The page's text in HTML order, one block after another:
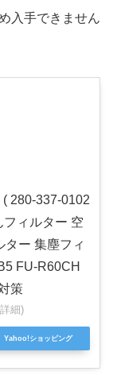
入手できません
280-337-0102
ィルター 空
ー 集塵フィ
FU-R60CH
策
詳細)
Yahoo!ショッピング